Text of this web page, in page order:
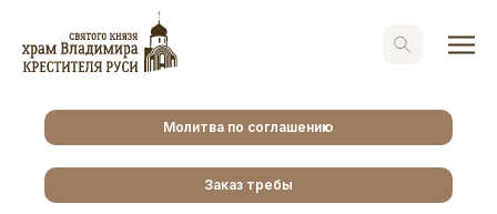
Молитва по соглашению
Заказ требы